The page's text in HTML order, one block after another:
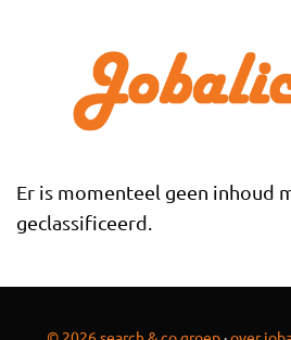
Er is momenteel geen inhoud
geclassificeerd.